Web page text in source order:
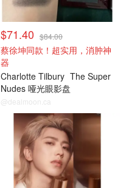
$71.40 $84.00
蔡徐坤同款！超实用，消肿神
器
Charlotte Tilbury The Super
Nudes 哑光眼影盘
@dealmoon.ca